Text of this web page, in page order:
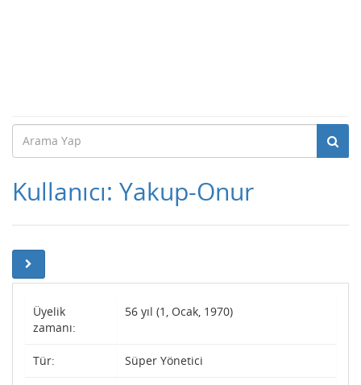
Kullanıcı: Yakup-Onur
Üyelik
zamanı:
56 yıl (1, Ocak, 1970)
Tür: Süper Yönetici